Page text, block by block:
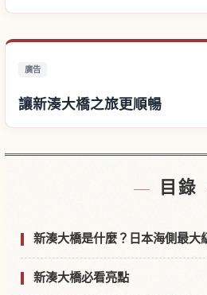
廣告
讓新湊大橋之旅更順暢
目錄
新湊大橋是什麼？日本海側最大
新湊大橋必看亮點